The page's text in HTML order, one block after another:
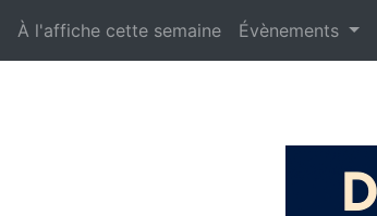
À l'affiche cette semaine Évènements